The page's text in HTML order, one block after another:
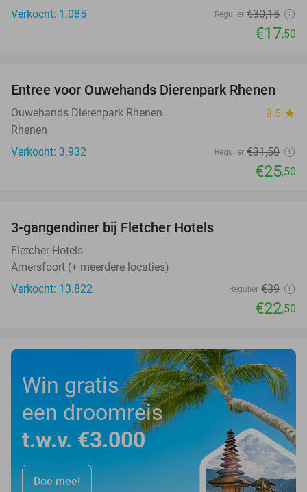
Verkocht: 1.085
Regulier €30,15
€17,50
19%
Entree voor Ouwehands Dierenpark Rhenen
Ouwehands Dierenpark Rhenen 9.5 star
Rhenen
Verkocht: 3.932
Regulier €31,50
€25,50
3-gangendiner bij Fletcher Hotels
Fletcher Hotels
Amersfoort (+ meerdere locaties)
Verkocht: 13.822
Regulier €39
€22,50
Win gratis
een droomreis
t.w.v. €3.000
Doe mee!